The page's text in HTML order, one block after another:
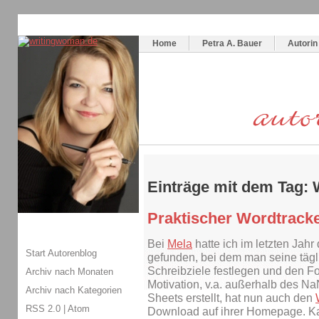
Home
Petra A. Bauer Autorin
Einträge mit dem Tag:
Praktischer
Bei Mela hatte ich im letzten
gefunden, bei dem man seine
Schreibziele festlegen und den
Motivation, v.a. außerhalb des
Sheets erstellt, hat nun auch den
Download auf ihrer Homepage.
Start Autorenblog
Archiv nach Monaten
Archiv nach Kategorien
RSS 2.0 | Atom